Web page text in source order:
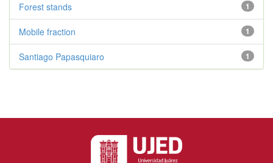
1
Forest stands
1
Mobile fraction
1
Santiago Papasquiaro